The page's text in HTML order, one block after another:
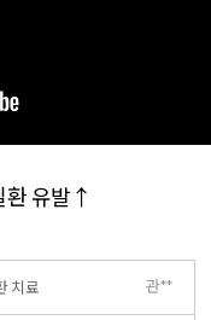
환 유발↑
치료 관**